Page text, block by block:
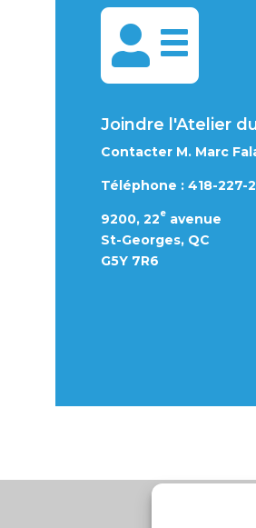

Joindre l'Atelier
Contacter M. Marc
Téléphone : 418-227-
9200, 22e avenue
St-Georges, QC
G5Y 7R6